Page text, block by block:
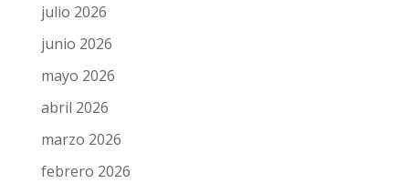
julio 2026
junio 2026
mayo 2026
abril 2026
marzo 2026
febrero 2026